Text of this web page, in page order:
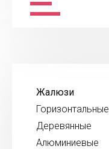
Жалюзи
Горизонтальные
Деревянные
Алюминиевые